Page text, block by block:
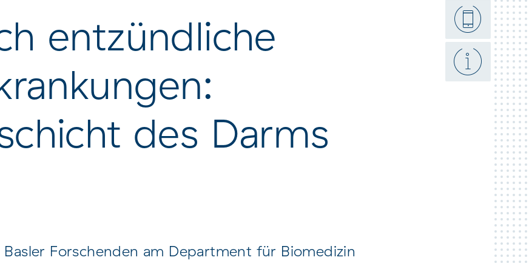
raggiungere l'ospedale
universitario
raggiungere Felix Platter
Spital
entzündliche
des Darms
Basler Forschenden am Department für Biomedizin